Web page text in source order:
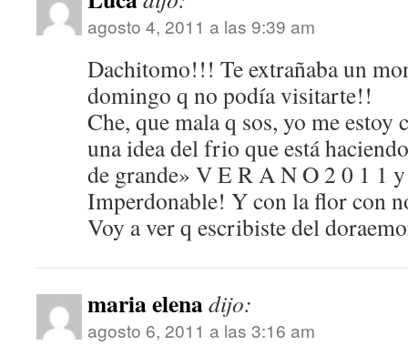
agosto 4, 2011 a las 9:39 am
Dachitomo!!! Te extrañaba un
domingo q no podía visitarte!!
Che, que mala q sos, yo me estoy
una idea del frio que está
de grande» V E R A N O 2 0 1 1
Imperdonable! Y con la flor con
Voy a ver q escribiste del
maria elenadijo:
agosto 6, 2011 a las 3:16 am